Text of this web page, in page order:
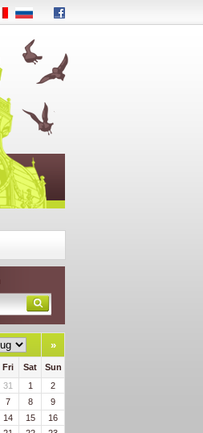
»
Fri Sat
Sun
31 1
2
7 8
9
14 15
16
RU